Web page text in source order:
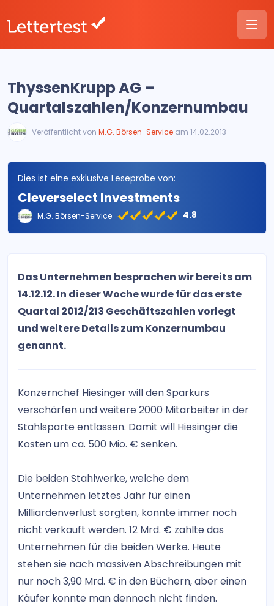
ThyssenKrupp AG –
Quartalszahlen/Konzernumbau
Veröffentlicht von M.G. Börsen-Service am 14.02.2013
Dies ist eine exklusive Leseprobe von:
Cleverselect Investments
M.G. Börsen-Service 4.8
Das Unternehmen besprachen wir bereits am
14.12.12. In dieser Woche wurde für das erste
Quartal 2012/213 Geschäftszahlen vorlegt
und weitere Details zum Konzernumbau
genannt.
Konzernchef Hiesinger will den Sparkurs
verschärfen und weitere 2000 Mitarbeiter in der
Stahlsparte entlassen. Damit will Hiesinger die
Kosten um ca. 500 Mio. € senken.
Die beiden Stahlwerke, welche dem
Unternehmen letztes Jahr für einen
Milliardenverlust sorgten, konnte immer noch
nicht verkauft werden. 12 Mrd. € zahlte das
Unternehmen für die beiden Werke. Heute
stehen sie nach massiven Abschreibungen mit
nur noch 3,90 Mrd. € in den Büchern, aber einen
Käufer konnte man dennoch nicht finden.